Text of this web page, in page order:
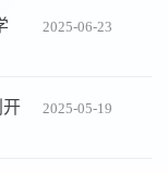
2025-06-23
开
2025-05-19